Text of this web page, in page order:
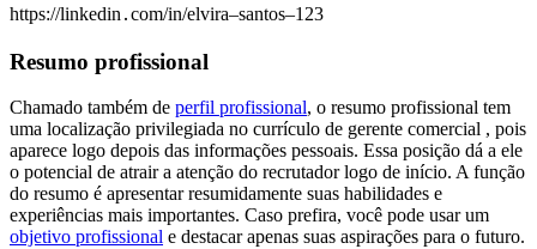
https://linkedin․com/in/elvira–santos–123
Resumo profissional
Chamado também de perfil profissional, o resumo profissional tem
uma localização privilegiada no currículo de gerente comercial , pois
aparece logo depois das informações pessoais. Essa posição dá a ele
o potencial de atrair a atenção do recrutador logo de início. A função
do resumo é apresentar resumidamente suas habilidades e
experiências mais importantes. Caso prefira, você pode usar um
objetivo profissional e destacar apenas suas aspirações para o futuro.